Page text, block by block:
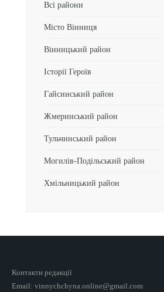
Всі райони
Місто Вінниця
Вінницький район
Історії Героїв
Гайсинський район
Жмеринський район
Тульчинський район
Могилів-Подільський район
Хмільницький район
Контакти редакції
Email: vinnychchyna.online@gmail.com